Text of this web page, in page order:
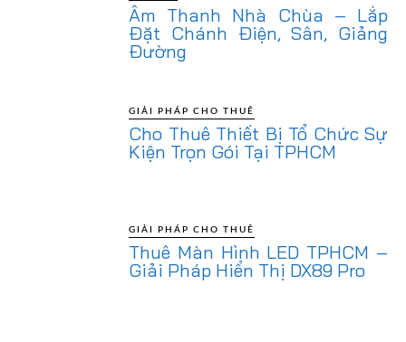
Âm Thanh Nhà Chùa – Lắp
Đặt Chánh Điện, Sân, Giảng
Đường
GIẢI PHÁP CHO THUÊ
Cho Thuê Thiết Bị Tổ Chức Sự
Kiện Trọn Gói Tại TPHCM
GIẢI PHÁP CHO THUÊ
Thuê Màn Hình LED TPHCM –
Giải Pháp Hiển Thị DX89 Pro